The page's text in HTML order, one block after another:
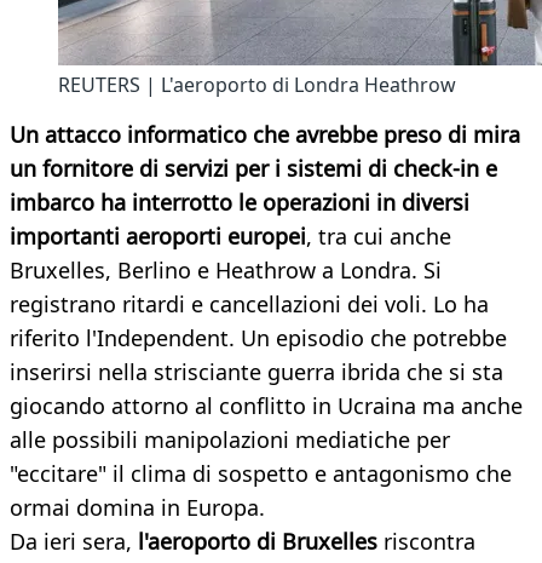
REUTERS | L'aeroporto di Londra Heathrow
Un attacco informatico che avrebbe preso di mira
un fornitore di servizi per i sistemi di check-in e
imbarco ha interrotto le operazioni in diversi
importanti aeroporti europei, tra cui anche
Bruxelles, Berlino e Heathrow a Londra. Si
registrano ritardi e cancellazioni dei voli. Lo ha
riferito l'Independent. Un episodio che potrebbe
inserirsi nella strisciante guerra ibrida che si sta
giocando attorno al conflitto in Ucraina ma anche
alle possibili manipolazioni mediatiche per
"eccitare" il clima di sospetto e antagonismo che
ormai domina in Europa.
Da ieri sera, l'aeroporto di Bruxelles riscontra